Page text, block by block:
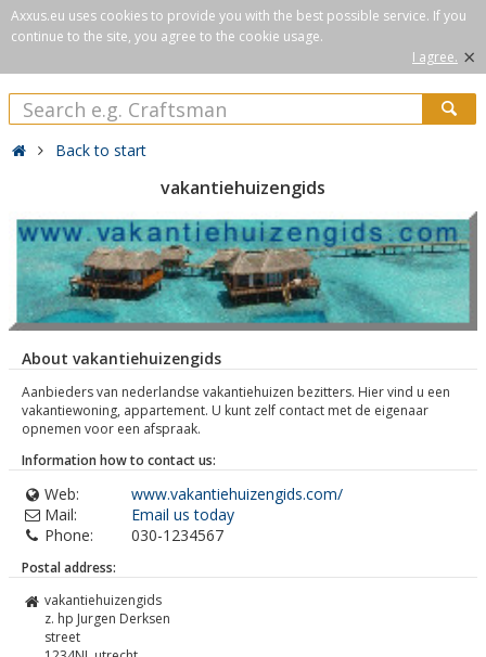
Axxus.eu uses cookies to provide you with the best possible service. If you
continue to the site, you agree to the cookie usage.
I agree. ×
Back to start
vakantiehuizengids
About vakantiehuizengids
Aanbieders van nederlandse vakantiehuizen bezitters. Hier vind u een
vakantiewoning, appartement. U kunt zelf contact met de eigenaar
opnemen voor een afspraak.
Information how to contact us:
Web:
www.vakantiehuizengids.com/
Mail:
Email us today
Phone:
030-1234567
Postal address:
vakantiehuizengids
z. hp Jurgen Derksen
street